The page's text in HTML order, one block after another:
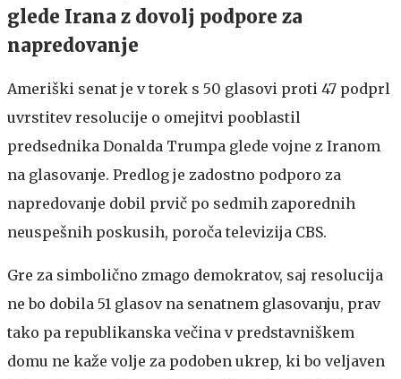
glede Irana z dovolj podpore za
napredovanje
Ameriški senat je v torek s 50 glasovi proti 47 podprl
uvrstitev resolucije o omejitvi pooblastil
predsednika Donalda Trumpa glede vojne z Iranom
na glasovanje. Predlog je zadostno podporo za
napredovanje dobil prvič po sedmih zaporednih
neuspešnih poskusih, poroča televizija CBS.
Gre za simbolično zmago demokratov, saj resolucija
ne bo dobila 51 glasov na senatnem glasovanju, prav
tako pa republikanska večina v predstavniškem
domu ne kaže volje za podoben ukrep, ki bo veljaven